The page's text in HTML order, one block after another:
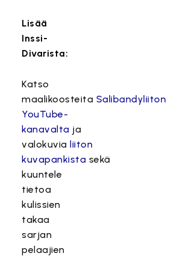
Lisää
Inssi-
Divarista:
Katso
maalikoosteita Salibandyliiton
YouTube-
kanavalta ja
valokuvialiiton
kuvapankista sekä
kuuntele
tietoa
kulissien
takaa
sarjan
pelaajien